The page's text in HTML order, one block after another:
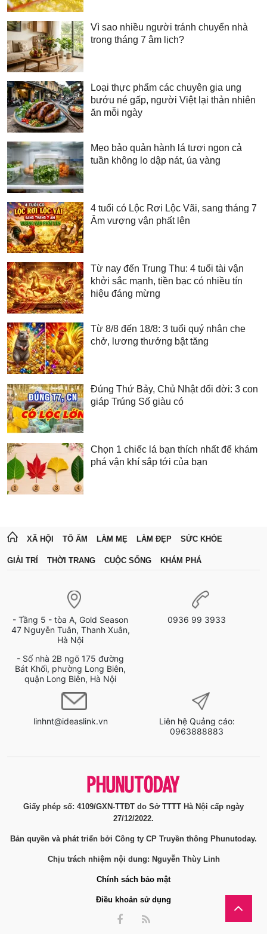
Vì sao nhiều người tránh chuyển nhà
trong tháng 7 âm lịch?
Loại thực phẩm các chuyên gia ung
bướu né gấp, người Việt lại thản nhiên
ăn mỗi ngày
Mẹo bảo quản hành lá tươi ngon cả
tuần không lo dập nát, úa vàng
4 tuổi có Lộc Rơi Lộc Vãi, sang tháng 7
Âm vượng vận phất lên
Từ nay đến Trung Thu: 4 tuổi tài vận
khởi sắc mạnh, tiền bạc có nhiều tín
hiệu đáng mừng
Từ 8/8 đến 18/8: 3 tuổi quý nhân che
chở, lương thưởng bật tăng
Đúng Thứ Bảy, Chủ Nhật đổi đời: 3 con
giáp Trúng Số giàu có
Chọn 1 chiếc lá bạn thích nhất để khám
phá vận khí sắp tới của bạn
XÃ HỘI TỔ ẤM LÀM MẸ LÀM ĐẸP SỨC KHỎE
GIẢI TRÍ THỜI TRANG CUỘC SỐNG KHÁM PHÁ
- Tầng 5 - tòa A, Gold Season
47 Nguyễn Tuân, Thanh Xuân,
Hà Nội
- Số nhà 2B ngõ 175 đường
Bát Khối, phường Long Biên,
quận Long Biên, Hà Nội
0936 99 3933
linhnt@ideaslink.vn
Liên hệ Quảng cáo:
0963888883
Giấy phép số: 4109/GXN-TTĐT do Sở TTTT Hà Nội cấp ngày
27/12/2022.
Bản quyền và phát triển bởi Công ty CP Truyền thông Phunutoday.
Chịu trách nhiệm nội dung: Nguyễn Thùy Linh
Chính sách bảo mật
Điều khoản sử dụng